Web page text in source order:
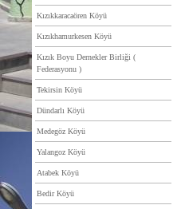
Kızıkkaracaören Köyü
Kızıkhamurkesen Köyü
Kızık Boyu Dernekler Birliği (
Federasyonu )
Tekirsin Köyü
Dündarlı Köyü
Medegöz Köyü
Yalangoz Köyü
Atabek Köyü
Bedir Köyü